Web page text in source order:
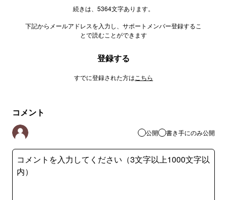
続きは、5364文字あります。
下記からメールアドレスを入力し、サポートメンバー登録するこ
とで読むことができます
登録する
すでに登録された方は こちら
コメント
公開 書き手にのみ公開